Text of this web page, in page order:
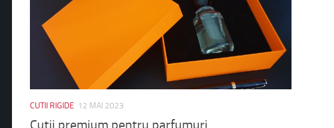
CUTII RIGIDE 12 MAI 2023